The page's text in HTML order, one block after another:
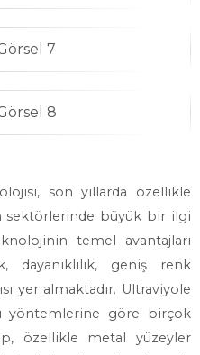
son yıllarda özellikle
sektörlerinde büyük bir ilgi
temel avantajları
dayanıklılık, geniş renk
yer almaktadır. Ultraviyole
yöntemlerine göre birçok
özellikle metal yüzeyler